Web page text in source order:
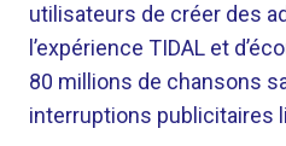
utilisateurs de créer des
l’expérience TIDAL et
80 millions de chansons
interruptions publicitaires